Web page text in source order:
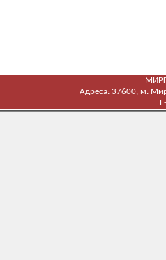
Адреса: 37600, м.